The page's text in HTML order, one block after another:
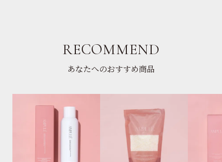
RECOMMEND
あなたへのおすすめ商品